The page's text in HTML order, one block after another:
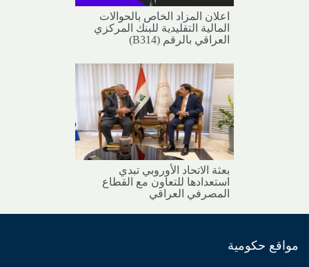
اعلان المزاد الخاص بالحوالات
المالية التقليدية للبنك المركزي
العراقي بالرقم (B314)
بعثة الاتحاد الأوروبي تبدي
استعدادها للتعاون مع القطاع
المصرفي العراقي
مواقع حكومية